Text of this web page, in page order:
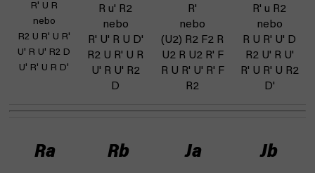
R' U R
nebo
R2 U R' U R'
U' R U' R2 D
U' R' U R D'
R u' R2
nebo
R' U' R U D'
R2 U R' U R
U' R U' R2
D
R'
nebo
(U2) R2 F2 R
U2 R U2 R' F
R U R' U' R' F
R2
R' u R2
nebo
R U R' U' D
R2 U' R U'
R' U R' U R2
D'
Ra Rb Ja Jb